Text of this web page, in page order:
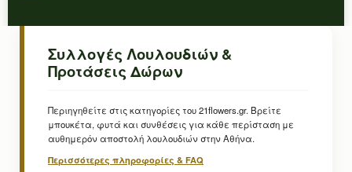
Συλλογές Λουλουδιών &
Προτάσεις Δώρων
Περιηγηθείτε στις κατηγορίες του 21flowers.gr. Βρείτε
μπουκέτα, φυτά και συνθέσεις για κάθε περίσταση με
αυθημερόν αποστολή λουλουδιών στην Αθήνα.
Περισσότερες πληροφορίες & FAQ